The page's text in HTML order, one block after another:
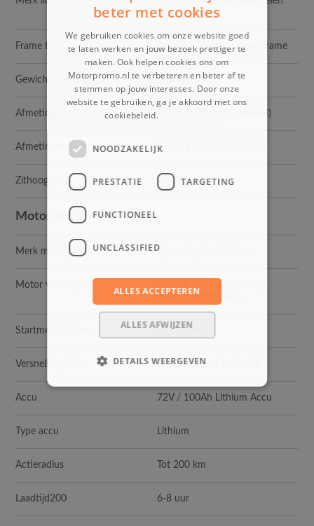
zijn leverbaar
Frame type Bewerkt & gecoat stalenframe
Gewicht voertuig 249 Kg
Afmetingen voertuig 1980x1290x1100 (LxBxH)
Afmetingen in doos 1750x1100x720 (LxBxH)
Zithoogte 70 Cm
Motorisch
Merk motorblok Spyracing Borstelloos
Motor vermogen
8000W Borstelloos
Startmechanisme Contactslot
Versnellingsbak Automaat met achteruit
Accu 72V / 100Ah Lithium Accu
Type accu Lithium
Actieradius Tot 200 km
Laadtijd200 6-8 uur
beter met cookies
We gebruiken cookies om onze website goed
te laten werken en jouw bezoek prettiger te
maken. Ook helpen cookies ons om
Motorpromo.nl te verbeteren en beter af te
stemmen op jouw interesses. Door onze
website te gebruiken, ga je akkoord met ons
cookiebeleid.
NOODZAKELIJK
PRESTATIE TARGETING
FUNCTIONEEL
UNCLASSIFIED
ALLES ACCEPTEREN
ALLES AFWIJZEN
DETAILS WEERGEVEN